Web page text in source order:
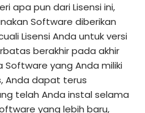
apa pun dari Lisensi ini,
Software diberikan
Lisensi Anda untuk versi
berakhir pada akhir
Software yang Anda miliki
Anda dapat terus
telah Anda instal selama
yang lebih baru,